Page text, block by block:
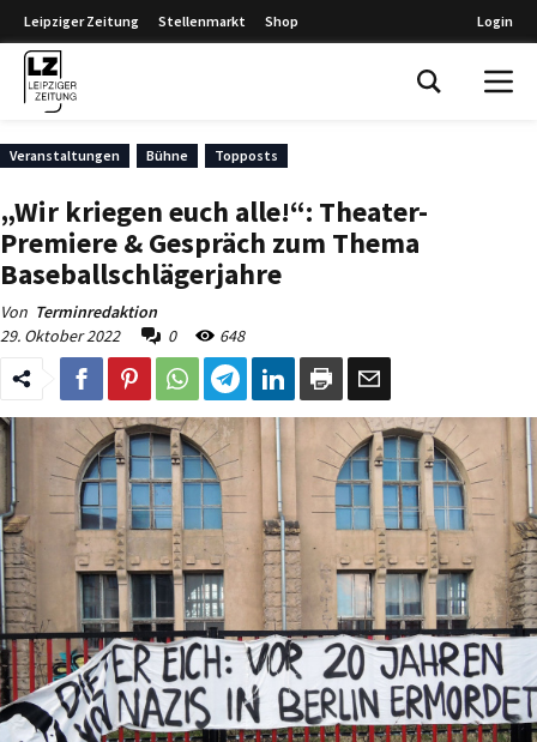
Leipziger Zeitung Stellenmarkt Shop Login
Veranstaltungen Bühne Topposts
„Wir kriegen euch alle!“: Theater-
Premiere & Gespräch zum Thema
Baseballschlägerjahre
Von Terminredaktion
29. Oktober 2022
0 648